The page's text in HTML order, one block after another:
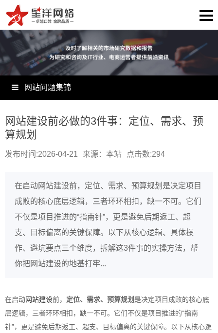
网站问题集锦
网站建设前必做的3件事：定位、需求、预
算规划
发布时间:2026-04-21 来源：本站 点击数:294
在启动网站建设前，定位、需求、预算规划是决定项目
成败的核心底层逻辑，三者环环相扣，缺一不可。它们
不仅是项目推进的“指南针”，更是避免后期返工、超
支、目标偏离的关键保障。以下从核心逻辑、具体操
作、避坑要点三个维度，拆解这3件事的实操方法，帮
你把网站建设的地基打牢...
在启动网站建设前， 定位、需求、预算规划是决定项目成败的核心底
层逻辑，三者环环相扣，缺一不可。它们不仅是项目推进的“指南
针”，更是避免后期返工、超支、目标偏离的关键保障。以下从核心逻